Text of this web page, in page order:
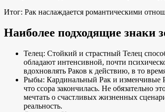
Итог: Рак наслаждается романтическими
Наиболее подходящие знаки
Телец: Стойкий и страстный Телец
обладают интенсивной, почти
вдохновлять Раков к действию, в то
Рыбы: Кардинальный Рак и изменчивые
что ссора закончилась. Не обязательно
мечтать о счастливых жизненных
реальность.